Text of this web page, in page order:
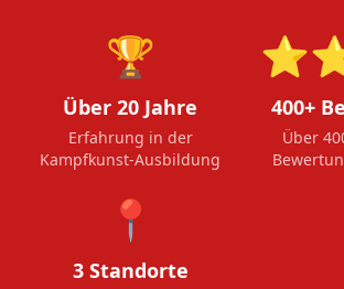
🏆
Über 20 Jahre
Erfahrung in der
Kampfkunst-Ausbildung
400+
Über
📍
3 Standorte